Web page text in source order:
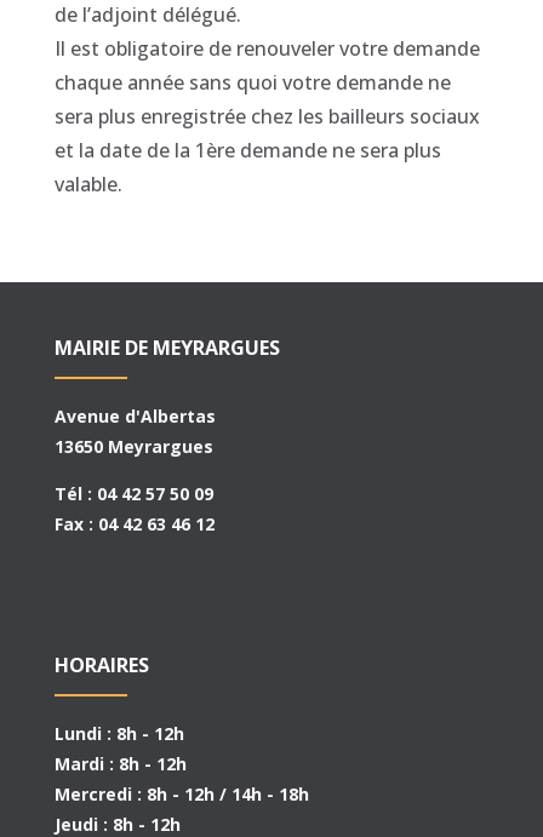
de l’adjoint délégué.
Il est obligatoire de renouveler votre demande
chaque année sans quoi votre demande ne
sera plus enregistrée chez les bailleurs sociaux
et la date de la 1ère demande ne sera plus
valable.
MAIRIE DE MEYRARGUES
Avenue d'Albertas
13650 Meyrargues
Tél : 04 42 57 50 09
Fax : 04 42 63 46 12
HORAIRES
Lundi : 8h - 12h
Mardi : 8h - 12h
Mercredi : 8h - 12h / 14h - 18h
Jeudi : 8h - 12h